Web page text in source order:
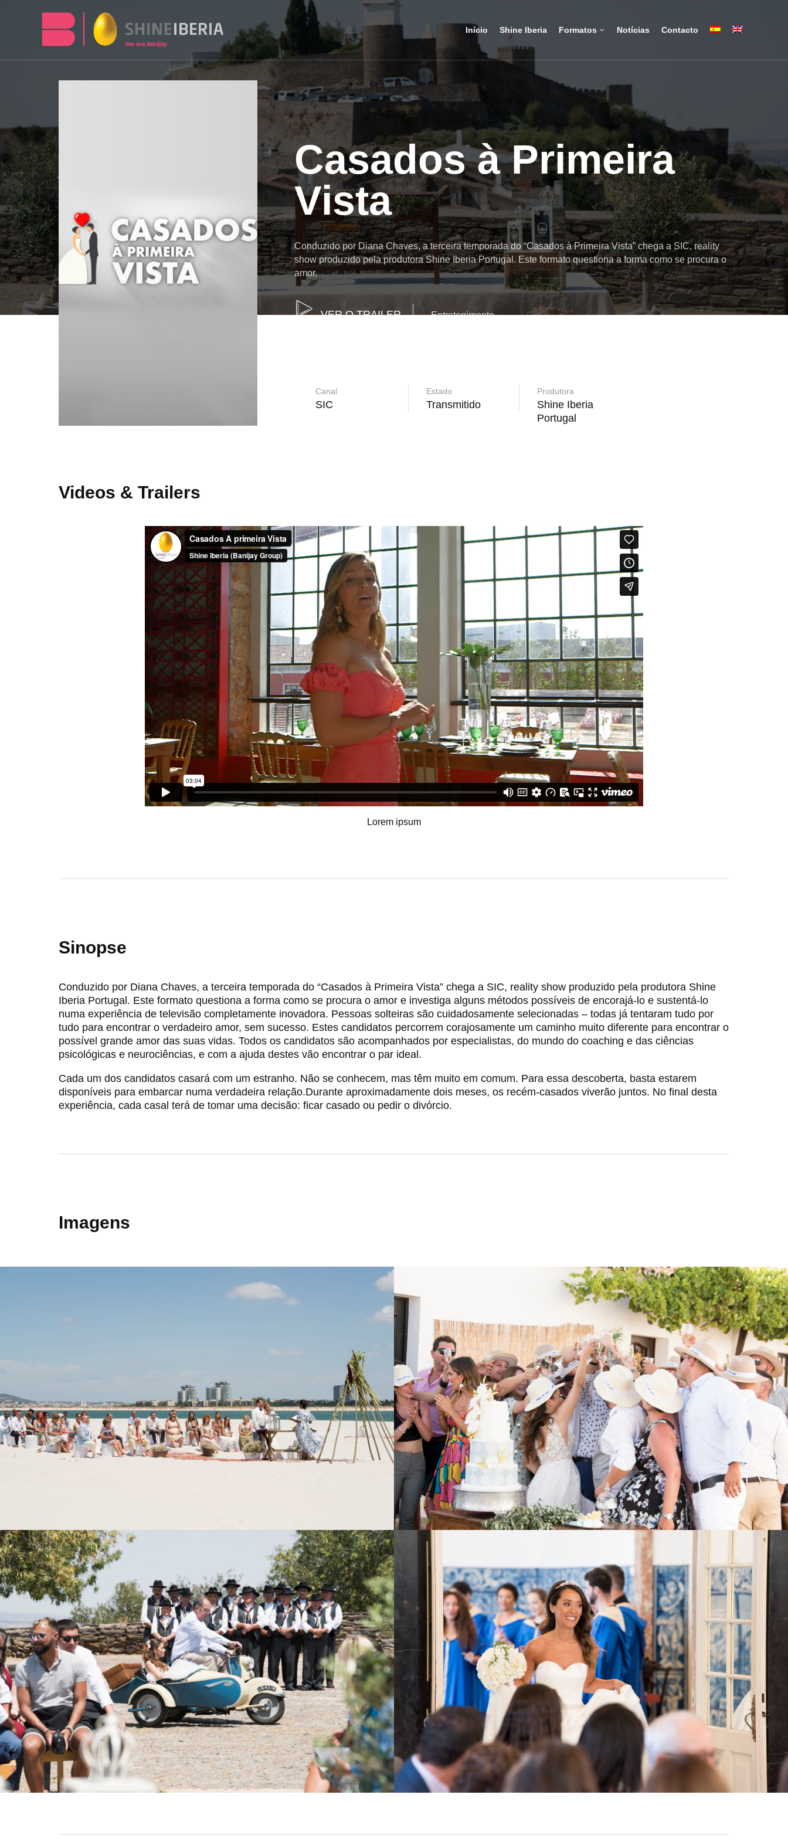
Início Shine Iberia Formatos Notícias Contacto
Casados à Primeira
Vista
Conduzido por Diana Chaves, a terceira temporada do “Casados à Primeira Vista” chega a SIC, reality
show produzido pela produtora Shine Iberia Portugal. Este formato questiona a forma como se procura o
amor.
VER O TRAILER Entretenimento
Canal
SIC
Estado
Transmitido
Produtora
Shine Iberia
Portugal
Videos & Trailers
Lorem ipsum
Sinopse
Conduzido por Diana Chaves, a terceira temporada do “Casados à Primeira Vista” chega a SIC, reality show produzido pela produtora Shine
Iberia Portugal. Este formato questiona a forma como se procura o amor e investiga alguns métodos possíveis de encorajá-lo e sustentá-lo
numa experiência de televisão completamente inovadora. Pessoas solteiras são cuidadosamente selecionadas – todas já tentaram tudo por
tudo para encontrar o verdadeiro amor, sem sucesso. Estes candidatos percorrem corajosamente um caminho muito diferente para encontrar o
possível grande amor das suas vidas. Todos os candidatos são acompanhados por especialistas, do mundo do coaching e das ciências
psicológicas e neurociências, e com a ajuda destes vão encontrar o par ideal.
Cada um dos candidatos casará com um estranho. Não se conhecem, mas têm muito em comum. Para essa descoberta, basta estarem
disponíveis para embarcar numa verdadeira relação.Durante aproximadamente dois meses, os recém-casados viverão juntos. No final desta
experiência, cada casal terá de tomar uma decisão: ficar casado ou pedir o divórcio.
Imagens